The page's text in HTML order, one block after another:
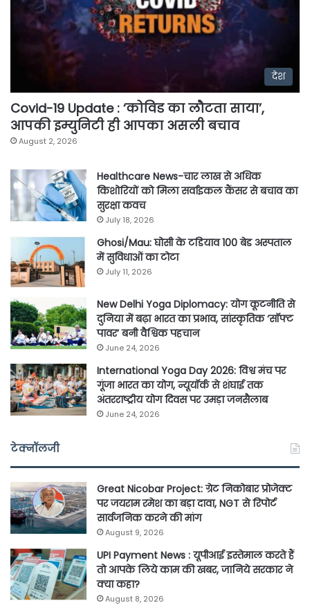
देश
Covid-19 Update : ‘कोविड का लौटता साया’,
आपकी इम्युनिटी ही आपका असली बचाव
August 2, 2026
Healthcare News-चार लाख से अधिक
किशोरियों को मिला सर्वाइकल कैंसर से बचाव का
सुरक्षा कवच
July 18, 2026
Ghosi/Mau: घोसी के टडियाव 100 बेड अस्पताल
में सुविधाओं का टोटा
July 11, 2026
New Delhi Yoga Diplomacy: योग कूटनीति से
दुनिया में बढ़ा भारत का प्रभाव, सांस्कृतिक ‘सॉफ्ट
पावर’ बनी वैश्विक पहचान
June 24, 2026
International Yoga Day 2026: विश्व मंच पर
गूंजा भारत का योग, न्यूयॉर्क से शंघाई तक
अंतरराष्ट्रीय योग दिवस पर उमड़ा जनसैलाब
June 24, 2026
टेक्नॉलजी
Great Nicobar Project: ग्रेट निकोबार प्रोजेक्ट
पर जयराम रमेश का बड़ा दावा, NGT से रिपोर्ट
सार्वजनिक करने की मांग
August 9, 2026
UPI Payment News : यूपीआई इस्तेमाल करते हैं
तो आपके लिये काम की खबर, जानिये सरकार ने
क्या कहा?
August 8, 2026